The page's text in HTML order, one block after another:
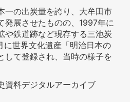
の出炭量を誇り、大牟田市
発展させたものの、1997年に
や鉄道跡など現存する三池炭
世界文化遺産「明治日本の
して登録され、当時の様子を
資料デジタルアーカイブ